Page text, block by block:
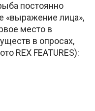
постоянно
«выражение лица»,
место в
в опросах,
REX FEATURES):